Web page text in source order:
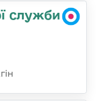
служби